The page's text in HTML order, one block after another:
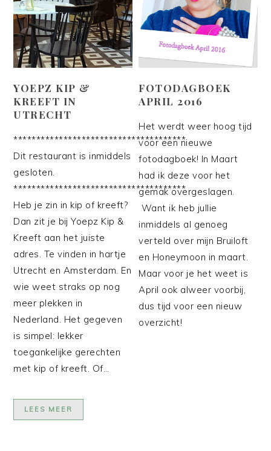
YOEPZ KIP &
KREEFT IN
UTRECHT
**************************************
Dit restaurant is inmiddels
gesloten.
**************************************
Heb je zin in kip of kreeft?
Dan zit je bij Yoepz Kip &
Kreeft aan het juiste
adres. Te vinden in hartje
Utrecht en Amsterdam. En
wie weet straks op nog
meer plekken in
Nederland. Het gegeven
is simpel: lekker
toegankelijke gerechten
met kip of kreeft. Of…
LEES MEER
FOTODAGBOEK
APRIL 2016
Het werdt weer hoog tijd
voor een nieuwe
fotodagboek! In Maart
had ik deze voor het
gemak overgeslagen.
Want ik heb jullie
inmiddels al genoeg
verteld over mijn Bruiloft
en Honeymoon in maart.
Maar voor je het weet is
April ook alweer voorbij,
dus tijd voor een nieuw
overzicht!